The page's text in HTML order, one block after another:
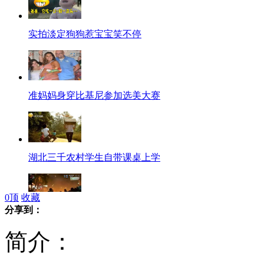
实拍淡定狗狗惹宝宝笑不停
准妈妈身穿比基尼参加选美大赛
湖北三千农村学生自带课桌上学
0顶 收藏
分享到：
简介：